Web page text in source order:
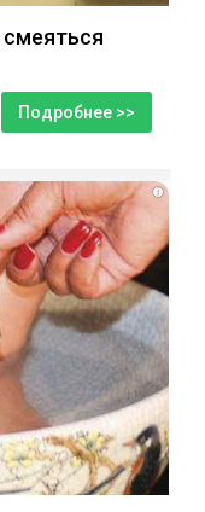
Подробнее >>
i